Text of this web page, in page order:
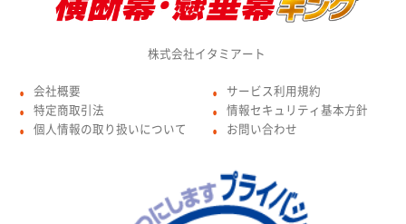
株式会社イタミアート
● 会社概要
● 特定商取引法
● 個人情報の取り扱いについて
● サービス利用規約
● 情報セキュリティ基本方針
● お問い合わせ